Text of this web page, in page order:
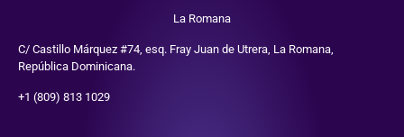
La Romana
C/ Castillo Márquez #74, esq. Fray Juan de Utrera, La Romana,
República Dominicana.
+1 (809) 813 1029